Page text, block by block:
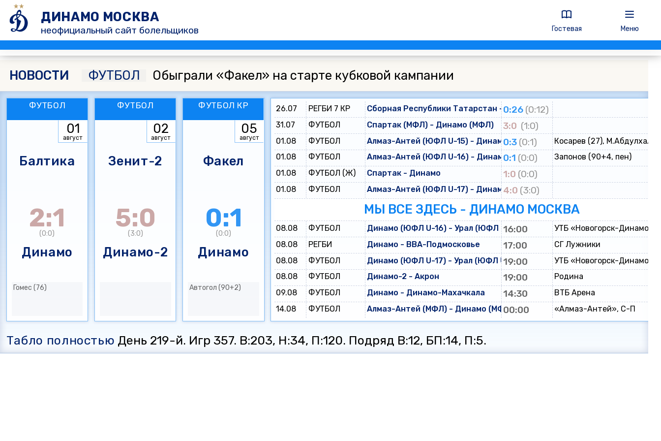
ДИНАМО МОСКВА
неофициальный сайт болельщиков Гостевая Меню
НОВОСТИ ФУТБОЛ Обыграли «Факел» на старте кубковой кампании
ФУТБОЛ
01
август
Балтика
2:1
(0:0)
Динамо
Гомес (76)
ФУТБОЛ
02
август
Зенит-2
5:0
(3:0)
Динамо-2
ФУТБОЛ КР
05
август
Факел
0:1
(0:0)
Динамо
Автогол (90+2)
26.07 РЕГБИ 7 КР Сборная Республики Татарстан - Динамо
0:26 (0:12)
31.07 ФУТБОЛ Спартак (МФЛ) - Динамо (МФЛ) 3:0 (1:0)
01.08 ФУТБОЛ Алмаз-Антей (ЮФЛ U-15) - Динамо (ЮФЛ U-15)
0:3 (0:1)
Косарев (27),
01.08
ФУТБОЛ Алмаз-Антей (ЮФЛ U-16) - Динамо (ЮФЛ U-16)
0:1 (0:0)
Запонов (90+4, пен)
01.08
ФУТБОЛ (Ж) Спартак - Динамо 1:0 (0:0)
01.08 ФУТБОЛ Алмаз-Антей (ЮФЛ U-17) - Динамо (ЮФЛ U-17)
4:0 (3:0)
МЫ ВСЕ ЗДЕСЬ - ДИНАМО МОСКВА
08.08 ФУТБОЛ Динамо (ЮФЛ U-16) - Урал (ЮФЛ U-16)
16:00
УТБ «Новогорск-Динамо»
08.08
РЕГБИ Динамо - ВВА-Подмосковье 17:00
СГ Лужники
08.08
ФУТБОЛ Динамо (ЮФЛ U-17) - Урал (ЮФЛ U-17)
19:00
УТБ «Новогорск-Динамо»
08.08
ФУТБОЛ Динамо-2 - Акрон 19:00
Родина
09.08
ФУТБОЛ Динамо - Динамо-Махачкала 14:30
ВТБ Арена
14.08
ФУТБОЛ Алмаз-Антей (МФЛ) - Динамо (МФЛ)00:00 «Алмаз-Антей», С-П
Табло полностью День 219-й. Игр 357. В:203, Н:34, П:120. Подряд В:12, БП:14, П:5.